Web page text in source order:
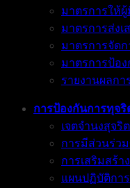
มาตรการให้
มาตรการส่งเ
มาตรการจัดก
มาตรการป้อ
รายงานผลก
การป้องกันการทุจริ
เจตจำนงสุจริ
การมีส่วนร่ว
การเสริมสร้
แผนปฏิบัติกา